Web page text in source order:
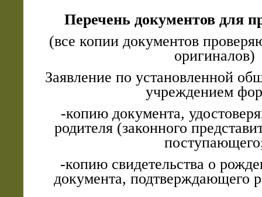
Перечень документов для
(все копии документов
оригиналов)
Заявление по установленной
учреждением
-копию документа,
родителя (законного
-копию свидетельства о
документа, подтверждающего